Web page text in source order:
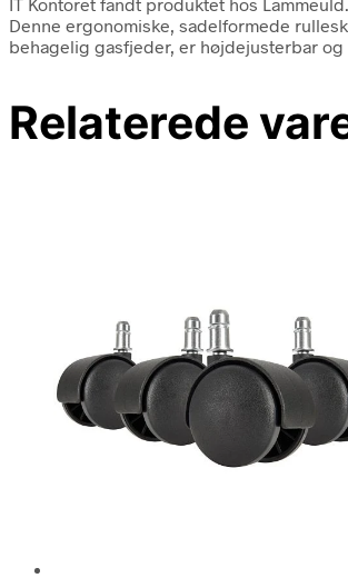
Denne ergonomiske, sadelformede
behagelig gasfjeder, er højdejusterbar
Relaterede